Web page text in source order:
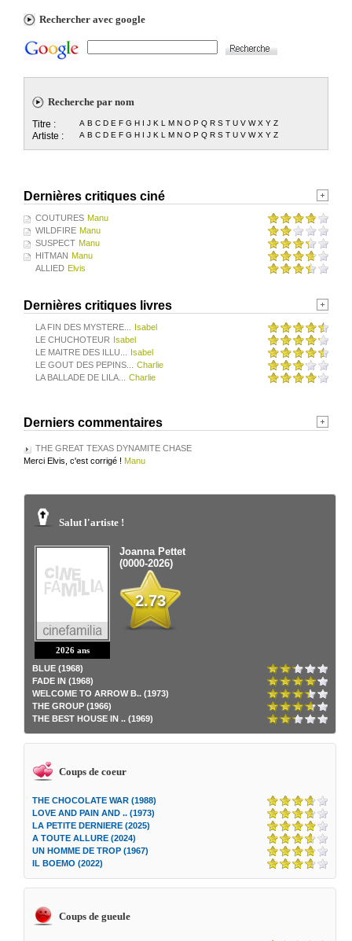
Rechercher avec google
Recherche par nom
Titre : A B C D E F G H I J K L M N O P Q R S T U V W X Y Z
Artiste : A B C D E F G H I J K L M N O P Q R S T U V W X Y Z
Dernières critiques ciné
COUTURES Manu
WILDFIRE Manu
SUSPECT Manu
HITMAN Manu
ALLIED Elvis
Dernières critiques livres
LA FIN DES MYSTERE...
Isabel
LE CHUCHOTEUR Isabel
LE MAITRE DES ILLU...
Isabel
LE GOUT DES PEPINS...
Charlie
LA BALLADE DE LILA...
Charlie
Derniers commentaires
THE GREAT TEXAS DYNAMITE CHASE
Merci Elvis, c'est corrigé ! Manu
Salut l'artiste !
2026 ans
Joanna Pettet
(0000-2026)
2.73
BLUE (1968)
FADE IN (1968)
WELCOME TO ARROW B.. (1973)
THE GROUP (1966)
THE BEST HOUSE IN .. (1969)
Coups de coeur
THE CHOCOLATE WAR (1988)
LOVE AND PAIN AND .. (1973)
LA PETITE DERNIERE (2025)
A TOUTE ALLURE (2024)
UN HOMME DE TROP (1967)
IL BOEMO (2022)
Coups de gueule